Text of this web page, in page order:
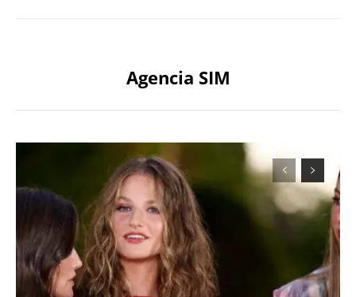
Agencia SIM